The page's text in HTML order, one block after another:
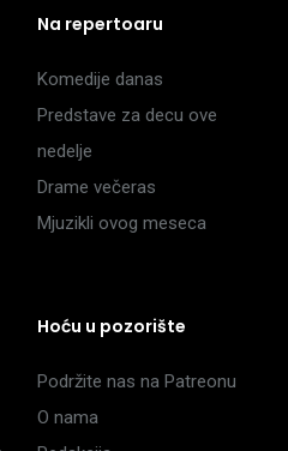
Na repertoaru
Komedije danas
Predstave za decu ove
nedelje
Drame večeras
Mjuzikli ovog meseca
Hoću u pozorište
Podržite nas na Patreonu
O nama